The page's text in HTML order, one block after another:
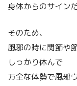
身体からのサイン
そのため、
風邪の時に関節や
しっかり休んで
万全な体勢で風邪